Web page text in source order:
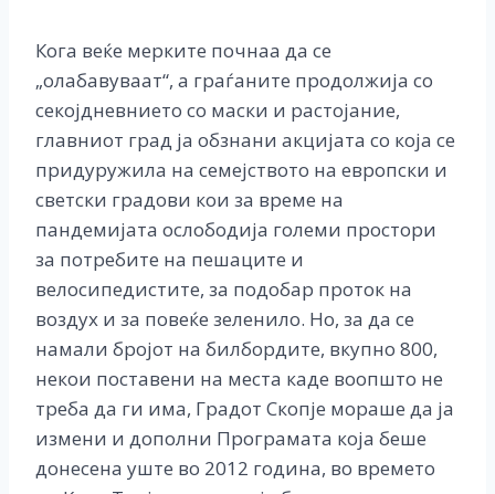
Кога веќе мерките почнаа да се
„олабавуваат“, а граѓаните продолжија со
секојдневнието со маски и растојание,
главниот град ја обзнани акцијата со која се
придуружила на семејството на европски и
светски градови кои за време на
пандемијата ослободија големи простори
за потребите на пешаците и
велосипедистите, за подобар проток на
воздух и за повеќе зеленило. Но, за да се
намали бројот на билбордите, вкупно 800,
некои поставени на места каде воопшто не
треба да ги има, Градот Скопје мораше да ја
измени и дополни Програмата која беше
донесена уште во 2012 година, во времето